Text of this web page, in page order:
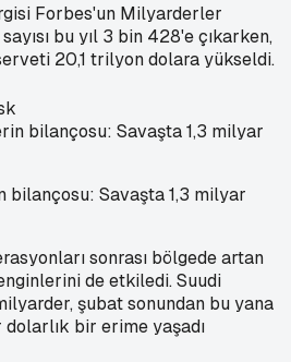
Forbes'un Milyarderler
bu yıl 3 bin 428'e çıkarken,
20,1 trilyon dolara yükseldi.
bilançosu: Savaşta 1,3 milyar
sonrası bölgede artan
de etkiledi. Suudi
şubat sonundan bu yana
bir erime yaşadı